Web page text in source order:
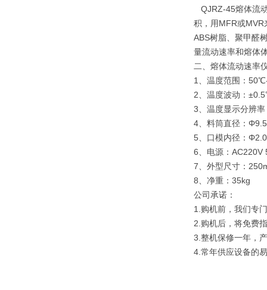
QJRZ-45熔体流
积，用MFR或MVR
ABS树脂、聚甲醛
量流动速率和熔体
二、熔体流动速率
1、温度范围：
2、温度波动：
3、温度显示分辨
4、料筒直径：
5、口模内径：
6、电源：AC220V
7、外型尺寸：
8、净重：35kg
公司承诺：
1.购机前，我们专
2.购机后，将免费
3.整机保修一年，
4.常年供应设备的